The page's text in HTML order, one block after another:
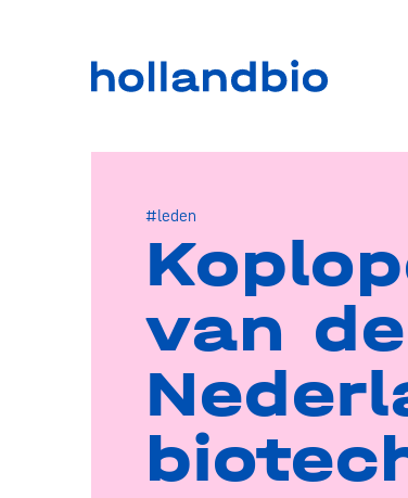
#leden
van de